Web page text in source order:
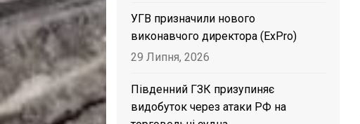
УГВ призначили нового
виконавчого директора (ExPro)
29 Липня, 2026
Південний ГЗК призупиняє
видобуток через атаки РФ на